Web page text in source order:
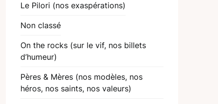
Le Pilori (nos exaspérations)
Non classé
On the rocks (sur le vif, nos billets
d’humeur)
Pères & Mères (nos modèles, nos
héros, nos saints, nos valeurs)